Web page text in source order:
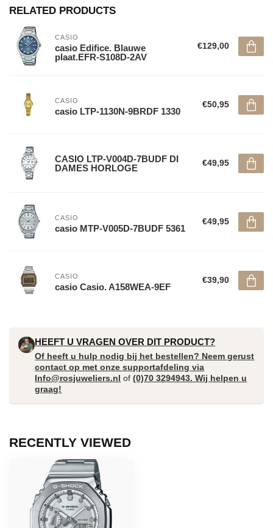
RELATED PRODUCTS
CASIO
casio Edifice. Blauwe
plaat.EFR-S108D-2AV
€129,00
CASIO
casio LTP-1130N-9BRDF 1330
€50,95
CASIO LTP-V004D-7BUDF DI
DAMES HORLOGE
€49,95
CASIO
casio MTP-V005D-7BUDF 5361
€49,95
CASIO
casio Casio. A158WEA-9EF
€39,90
HEEFT U VRAGEN OVER DIT PRODUCT?
Of heeft u hulp nodig bij het bestellen? Neem gerust
contact op met onze supportafdeling via
Info@rosjuweliers.nl of(0)70 3294943. Wij helpen u
graag!
RECENTLY VIEWED